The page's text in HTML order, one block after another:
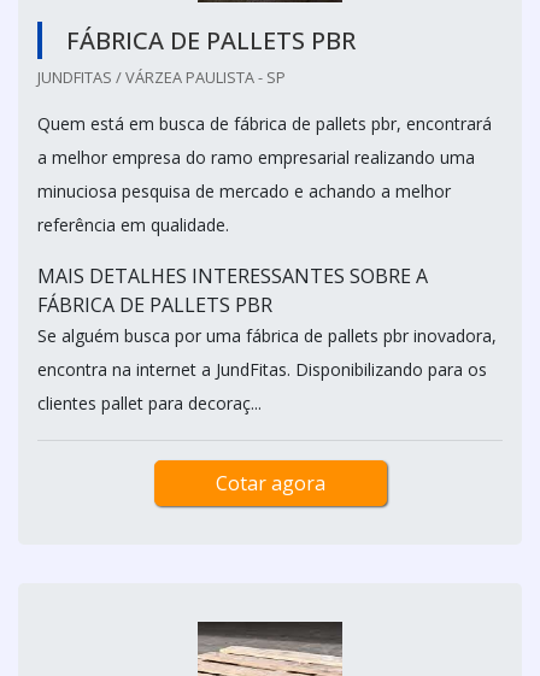
FÁBRICA DE PALLETS PBR
JUNDFITAS / VÁRZEA PAULISTA - SP
Quem está em busca de fábrica de pallets pbr, encontrará
a melhor empresa do ramo empresarial realizando uma
minuciosa pesquisa de mercado e achando a melhor
referência em qualidade.
MAIS DETALHES INTERESSANTES SOBRE A
FÁBRICA DE PALLETS PBR
Se alguém busca por uma fábrica de pallets pbr inovadora,
encontra na internet a JundFitas. Disponibilizando para os
clientes pallet para decoraç...
Cotar agora